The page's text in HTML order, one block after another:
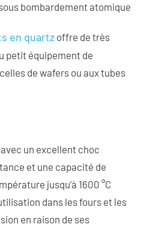
bombardement atomique
en quartz offre de très
petit équipement de
de wafers ou aux tubes
un excellent choc
et une capacité de
jusqu’à 1600 °C
dans les fours et les
en raison de ses